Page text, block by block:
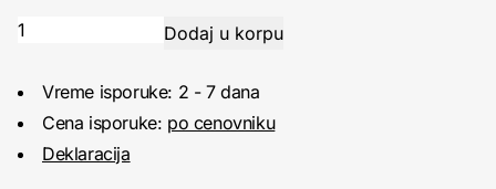
Vreme isporuke: 2 - 7 dana
Cena isporuke: po cenovniku
Deklaracija